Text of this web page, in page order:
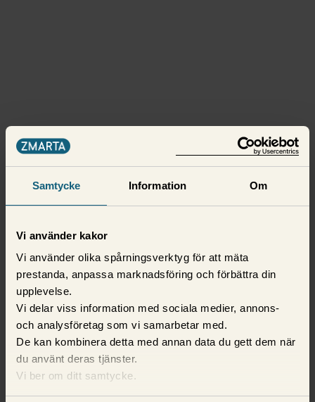
Samtycke Information Om
Vi använder kakor
Vi använder olika spårningsverktyg för att mäta
prestanda, anpassa marknadsföring och förbättra din
upplevelse.
Vi delar viss information med sociala medier, annons-
och analysföretag som vi samarbetar med.
De kan kombinera detta med annan data du gett dem när
du använt deras tjänster.
Vi ber om ditt samtycke.